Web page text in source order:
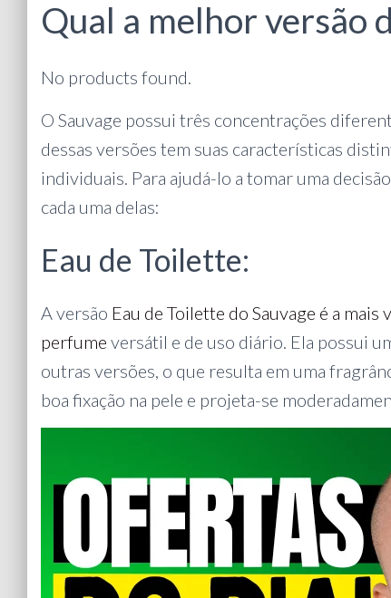
Qual a melhor versão
No products found.
O Sauvage possui três concentrações
dessas versões tem suas características
individuais. Para ajudá-lo a tomar uma
cada uma delas:
Eau de Toilette:
A versão Eau de Toilette do Sauvage é a
perfume versátil e de uso diário. Ela possui
outras versões, o que resulta em uma
boa fixação na pele e projeta-se